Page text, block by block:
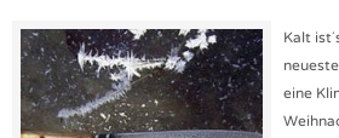
Kalt
eine